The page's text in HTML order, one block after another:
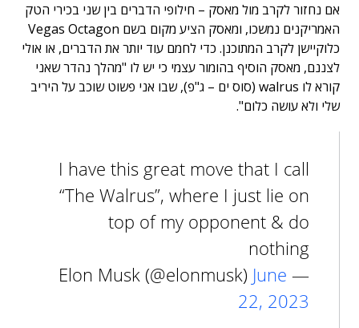
אם נחזור לקרב מול מאסק – חילופי הדברים בין שני בכירי הטק
האמריקנים נמשכו, ומאסק הציע מקום בשם Vegas Octagon
כלוקיישן לקרב המתוכנן. כדי לחמם עוד יותר את הדברים, או אולי
לצננם, מאסק הוסיף בהומור עצמי כי יש לו "מהלך נהדר שאני
קורא לו walrus (סוס ים – ג"פ), שבו אני פשוט שוכב על היריב
שלי ולא עושה כלום".
I have this great move that I call
“The Walrus”, where I just lie on
top of my opponent & do
nothing
— Elon Musk (@elonmusk)
June
22, 2023